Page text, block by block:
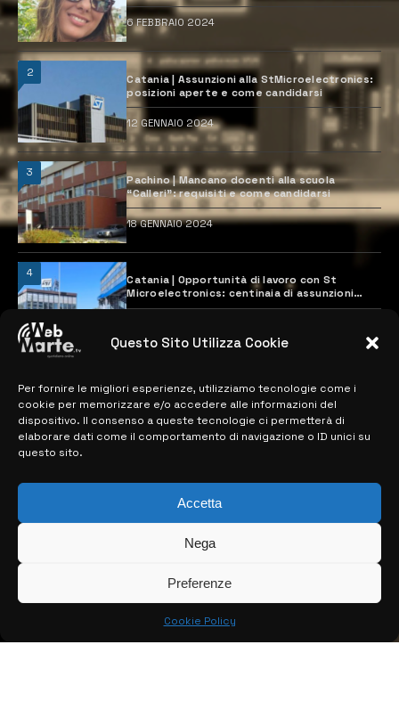
Questo Sito Utilizza Cookie
Per fornire le migliori esperienze, utilizziamo tecnologie come i
cookie per memorizzare e/o accedere alle informazioni del
dispositivo. Il consenso a queste tecnologie ci permetterà di
elaborare dati come il comportamento di navigazione o ID unici su
questo sito.
Accetta
Nega
Preferenze
Cookie Policy
6 FEBBRAIO 2024
2
Catania | Assunzioni alla StMicroelectronics:
posizioni aperte e come candidarsi
12 GENNAIO 2024
3
Pachino | Mancano docenti alla scuola
“Calleri”: requisiti e come candidarsi
18 GENNAIO 2024
4
Catania | Opportunità di lavoro con St
Microelectronics: centinaia di assunzioni
previste
MAPPA DEL SITO
> NOTIZIE